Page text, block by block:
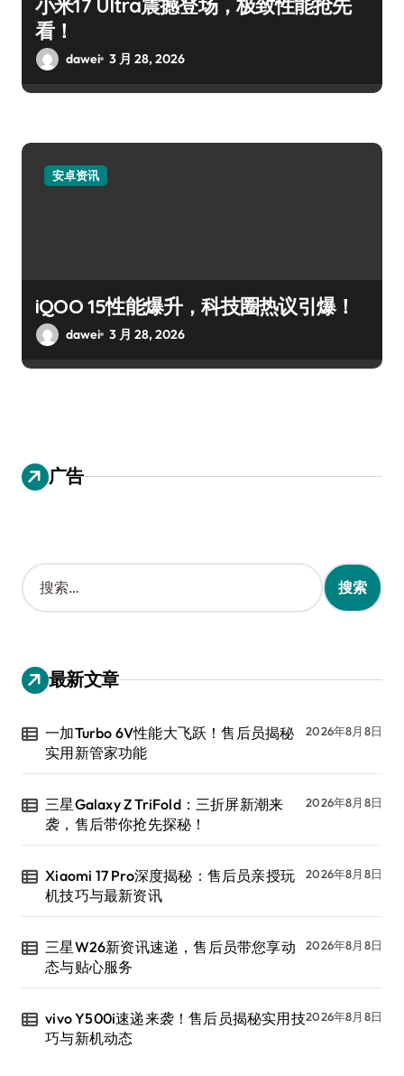
小米17 Ultra震撼登场，极致性能抢先
看！
dawei 3 月 28, 2026
安卓资讯
iQOO 15性能爆升，科技圈热议引爆！
dawei 3 月 28, 2026
广告
搜
索
：
最新文章
一加Turbo 6V性能大飞跃！售后员揭秘
实用新管家功能
2026年8月8日
三星Galaxy Z TriFold：三折屏新潮来
袭，售后带你抢先探秘！
2026年8月8日
Xiaomi 17 Pro深度揭秘：售后员亲授玩
机技巧与最新资讯
2026年8月8日
三星W26新资讯速递，售后员带您享动
态与贴心服务
2026年8月8日
vivo Y500i速递来袭！售后员揭秘实用技
巧与新机动态
2026年8月8日